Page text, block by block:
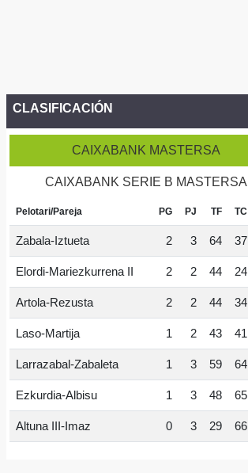
CLASIFICACIÓN
CAIXABANK MASTERSA
CAIXABANK SERIE B MASTERSA
Pelotari/Pareja PG PJ TF TC
Zabala-Iztueta 2 3 64 37
Elordi-Mariezkurrena II 2 2 44 24
Artola-Rezusta 2 2 44 34
Laso-Martija 1 2 43 41
Larrazabal-Zabaleta 1 3 59 64
Ezkurdia-Albisu 1 3 48 65
Altuna III-Imaz 0 3 29 66